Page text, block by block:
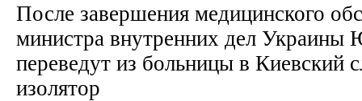
После завершения медицинского
министра внутренних дел Украины
переведут из больницы в Киевский
изолятор